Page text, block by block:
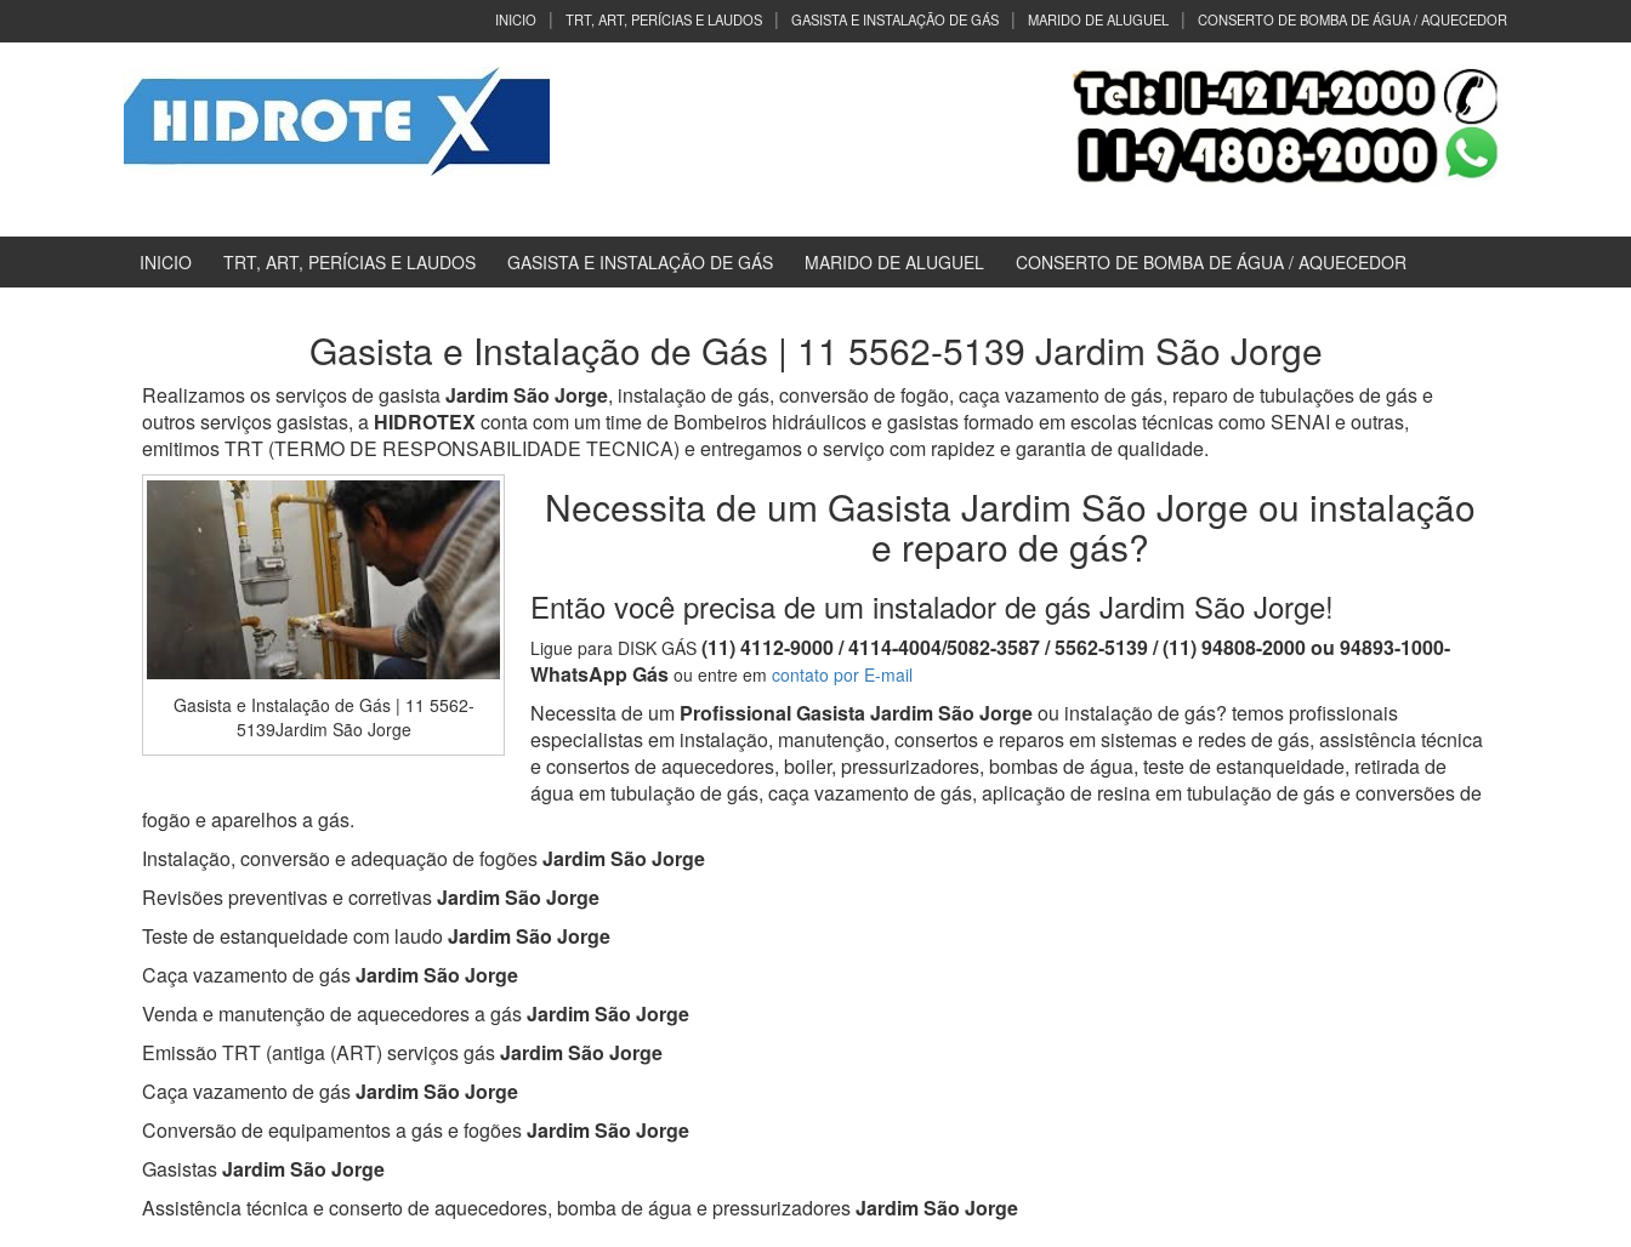
INICIO TRT, ART, PERÍCIAS E LAUDOS GASISTA E INSTALAÇÃO DE GÁS MARIDO DE ALUGUEL CONSERTO DE BOMBA DE ÁGUA / AQUECEDOR
INICIO TRT, ART, PERÍCIAS E LAUDOS GASISTA E INSTALAÇÃO DE GÁS MARIDO DE ALUGUEL CONSERTO DE BOMBA DE ÁGUA / AQUECEDOR
Gasista e Instalação de Gás | 11 5562-5139 Jardim São Jorge
Realizamos os serviços de gasistaJardim São Jorge, instalação de gás, conversão de fogão, caça vazamento de gás, reparo de tubulações de gás e
outros serviços gasistas, a HIDROTEXconta com um time de Bombeiros hidráulicos e gasistas formado em escolas técnicas como SENAI e outras,
emitimos TRT (TERMO DE RESPONSABILIDADE TECNICA) e entregamos o serviço com rapidez e garantia de qualidade.
Gasista e Instalação de Gás | 11 5562-
5139Jardim São Jorge
Necessita de um Gasista Jardim São Jorge ou instalação
e reparo de gás?
Então você precisa de um instalador de gás Jardim São Jorge!
Ligue para DISK GÁS (11) 4112-9000 / 4114-4004/5082-3587 / 5562-5139 / (11) 94808-2000 ou 94893-1000-
WhatsApp Gás ou entre em contato por E-mail
Necessita de um Profissional Gasista Jardim São Jorgeou instalação de gás? temos profissionais
especialistas em instalação, manutenção, consertos e reparos em sistemas e redes de gás, assistência técnica
e consertos de aquecedores, boiler, pressurizadores, bombas de água, teste de estanqueidade, retirada de
água em tubulação de gás, caça vazamento de gás, aplicação de resina em tubulação de gás e conversões de
fogão e aparelhos a gás.
Instalação, conversão e adequação de fogõesJardim São Jorge
Revisões preventivas e corretivasJardim São Jorge
Teste de estanqueidade com laudoJardim São Jorge
Caça vazamento de gásJardim São Jorge
Venda e manutenção de aquecedores a gásJardim São Jorge
Emissão TRT (antiga (ART) serviços gásJardim São Jorge
Caça vazamento de gásJardim São Jorge
Conversão de equipamentos a gás e fogõesJardim São Jorge
GasistasJardim São Jorge
Assistência técnica e conserto de aquecedores, bomba de água e pressurizadoresJardim São Jorge